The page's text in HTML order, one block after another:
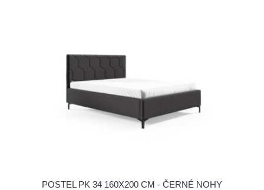
POSTEL PK 34 160X200 CM - ČERNÉ NOHY